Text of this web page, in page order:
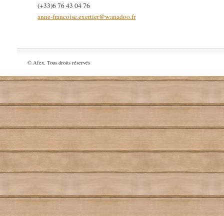
(+33)6 76 43 04 76
anne-francoise.exertier@wanadoo.fr
© Afex. Tous droits réservés